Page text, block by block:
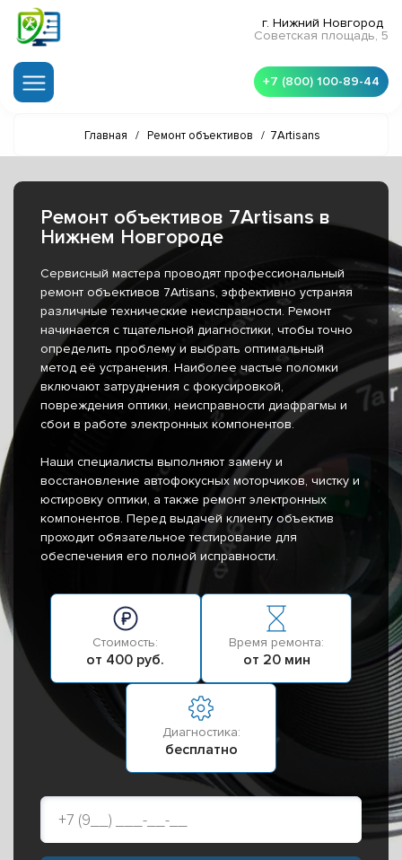
г. Нижний Новгород
Советская площадь, 5
+7 (800) 100-89-44
Главная / Ремонт объективов / 7Artisans
Ремонт объективов 7Artisans в
Нижнем Новгороде
Сервисный мастера проводят профессиональный
ремонт объективов 7Artisans, эффективно устраняя
различные технические неисправности. Ремонт
начинается с тщательной диагностики, чтобы точно
определить проблему и выбрать оптимальный
метод её устранения. Наиболее частые поломки
включают затруднения с фокусировкой,
повреждения оптики, неисправности диафрагмы и
сбои в работе электронных компонентов.
Наши специалисты выполняют замену и
восстановление автофокусных моторчиков, чистку и
юстировку оптики, а также ремонт электронных
компонентов. Перед выдачей клиенту объектив
проходит обязательное тестирование для
обеспечения его полной исправности.
Стоимость:
от 400 руб.
Время ремонта:
от 20 мин
Диагностика:
бесплатно